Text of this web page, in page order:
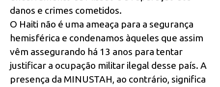
danos e crimes cometidos.
O Haiti não é uma ameaça para a segurança
hemisférica e condenamos àqueles que assim
vêm assegurando há 13 anos para tentar
justificar a ocupação militar ilegal desse país. A
presença da MINUSTAH, ao contrário, significa